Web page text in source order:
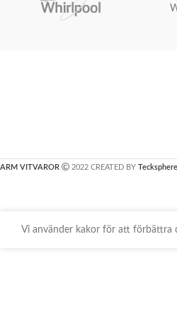
ARM VITVAROR 2022 CREATED BY Tecksphere
Vi använder kakor för att förbättra